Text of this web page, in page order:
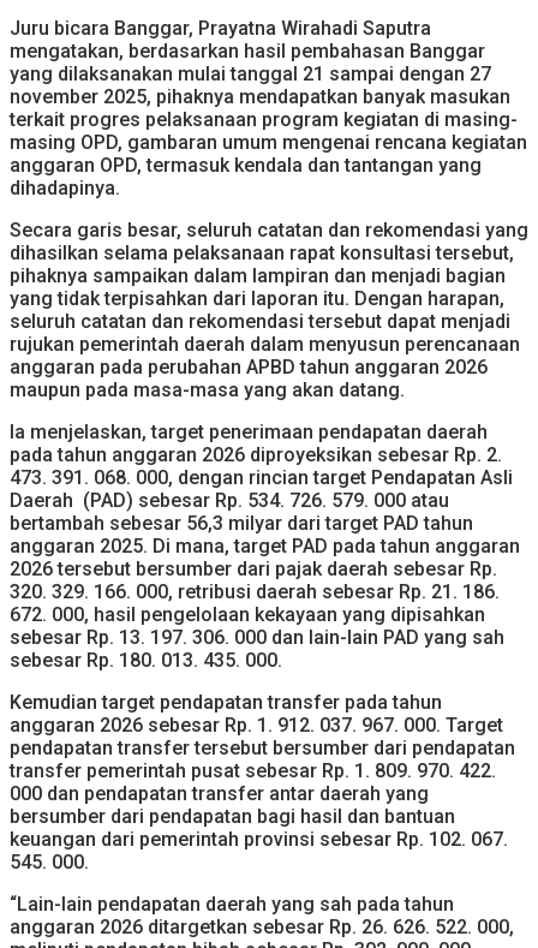
Juru bicara Banggar, Prayatna Wirahadi Saputra
mengatakan, berdasarkan hasil pembahasan Banggar
yang dilaksanakan mulai tanggal 21 sampai dengan 27
november 2025, pihaknya mendapatkan banyak masukan
terkait progres pelaksanaan program kegiatan di masing-
masing OPD, gambaran umum mengenai rencana kegiatan
anggaran OPD, termasuk kendala dan tantangan yang
dihadapinya.
Secara garis besar, seluruh catatan dan rekomendasi yang
dihasilkan selama pelaksanaan rapat konsultasi tersebut,
pihaknya sampaikan dalam lampiran dan menjadi bagian
yang tidak terpisahkan dari laporan itu. Dengan harapan,
seluruh catatan dan rekomendasi tersebut dapat menjadi
rujukan pemerintah daerah dalam menyusun perencanaan
anggaran pada perubahan APBD tahun anggaran 2026
maupun pada masa-masa yang akan datang.
Ia menjelaskan, target penerimaan pendapatan daerah
pada tahun anggaran 2026 diproyeksikan sebesar Rp. 2.
473. 391. 068. 000, dengan rincian target Pendapatan Asli
Daerah (PAD) sebesar Rp. 534. 726. 579. 000 atau
bertambah sebesar 56,3 milyar dari target PAD tahun
anggaran 2025. Di mana, target PAD pada tahun anggaran
2026 tersebut bersumber dari pajak daerah sebesar Rp.
320. 329. 166. 000, retribusi daerah sebesar Rp. 21. 186.
672. 000, hasil pengelolaan kekayaan yang dipisahkan
sebesar Rp. 13. 197. 306. 000 dan lain-lain PAD yang sah
sebesar Rp. 180. 013. 435. 000.
Kemudian target pendapatan transfer pada tahun
anggaran 2026 sebesar Rp. 1. 912. 037. 967. 000. Target
pendapatan transfer tersebut bersumber dari pendapatan
transfer pemerintah pusat sebesar Rp. 1. 809. 970. 422.
000 dan pendapatan transfer antar daerah yang
bersumber dari pendapatan bagi hasil dan bantuan
keuangan dari pemerintah provinsi sebesar Rp. 102. 067.
545. 000.
“Lain-lain pendapatan daerah yang sah pada tahun
anggaran 2026 ditargetkan sebesar Rp. 26. 626. 522. 000,